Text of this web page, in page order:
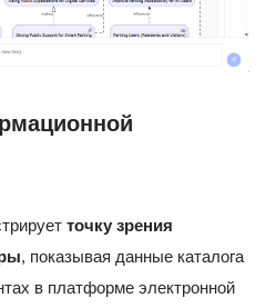
точку зрения
, показывая данные каталога
в платформе электронной